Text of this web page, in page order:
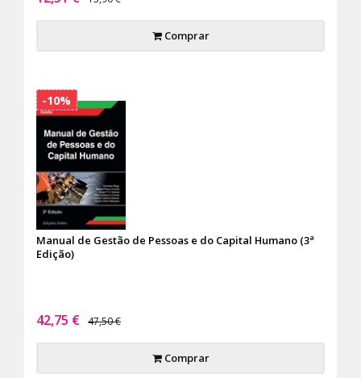
Comprar
Manual de Gestão de Pessoas e do Capital Humano (3ª
Edição)
42,75 € 47,50 €
Comprar
-10%